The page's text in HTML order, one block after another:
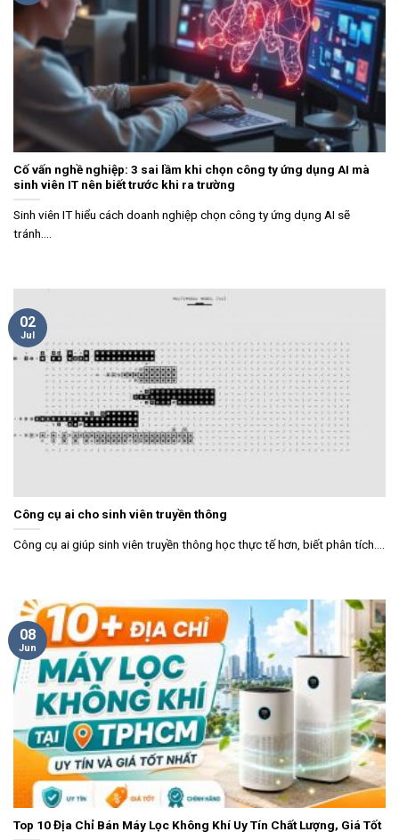
Cố vấn nghề nghiệp: 3 sai lầm khi chọn công ty ứng dụng AI mà
sinh viên IT nên biết trước khi ra trường
Sinh viên IT hiểu cách doanh nghiệp chọn công ty ứng dụng AI sẽ
tránh....
Công cụ ai cho sinh viên truyền thông
Công cụ ai giúp sinh viên truyền thông học thực tế hơn, biết phân tích....
02
Jul
Top 10 Địa Chỉ Bán Máy Lọc Không Khí Uy Tín Chất Lượng, Giá Tốt
08
Jun